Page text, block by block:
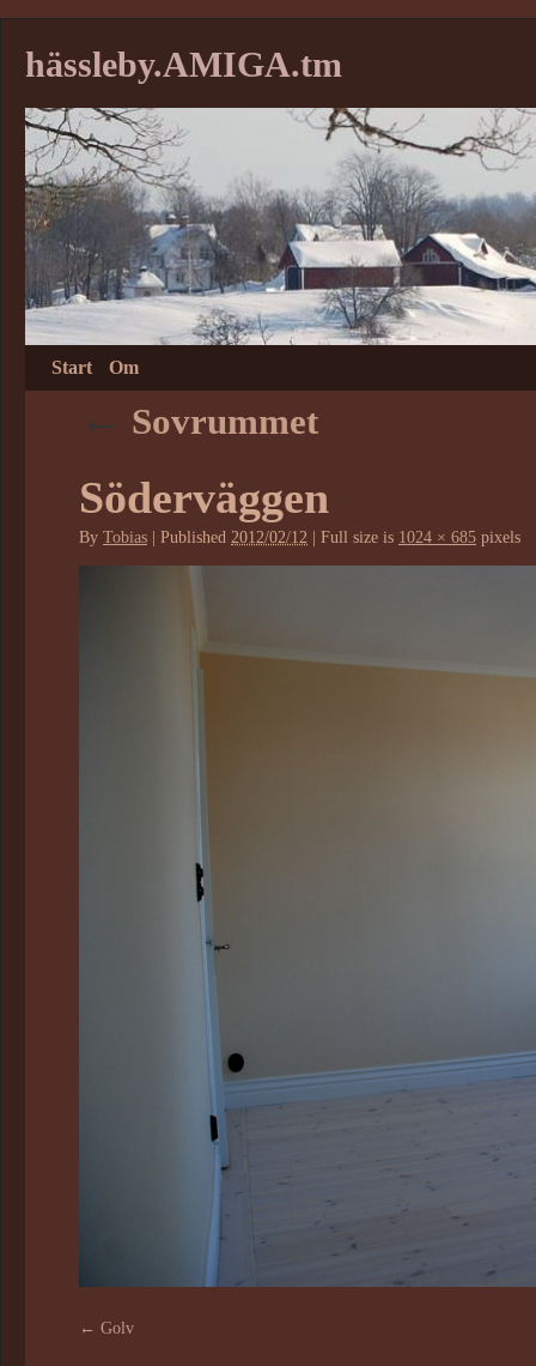
hässleby.AMIGA.tm
Start Om
← Sovrummet
Söderväggen
By Tobias | Published 2012/02/12 | Full size is 1024 × 685 pixels
Golv